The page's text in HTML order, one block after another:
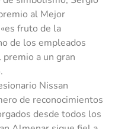
al Mejor
fruto de la
de los empleados
a un gran
Nissan
de reconocimientos
desde todos los